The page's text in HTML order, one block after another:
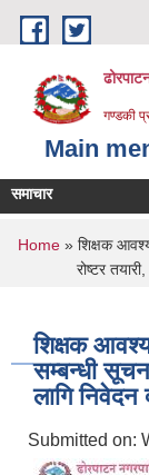
Skip to main content
गण्डकी
Main
समाचार
You are
Home» शिक्षक
रोष्टर
शिक्षक
सम्बन्धी
लागि निवेदन
Submitted on: